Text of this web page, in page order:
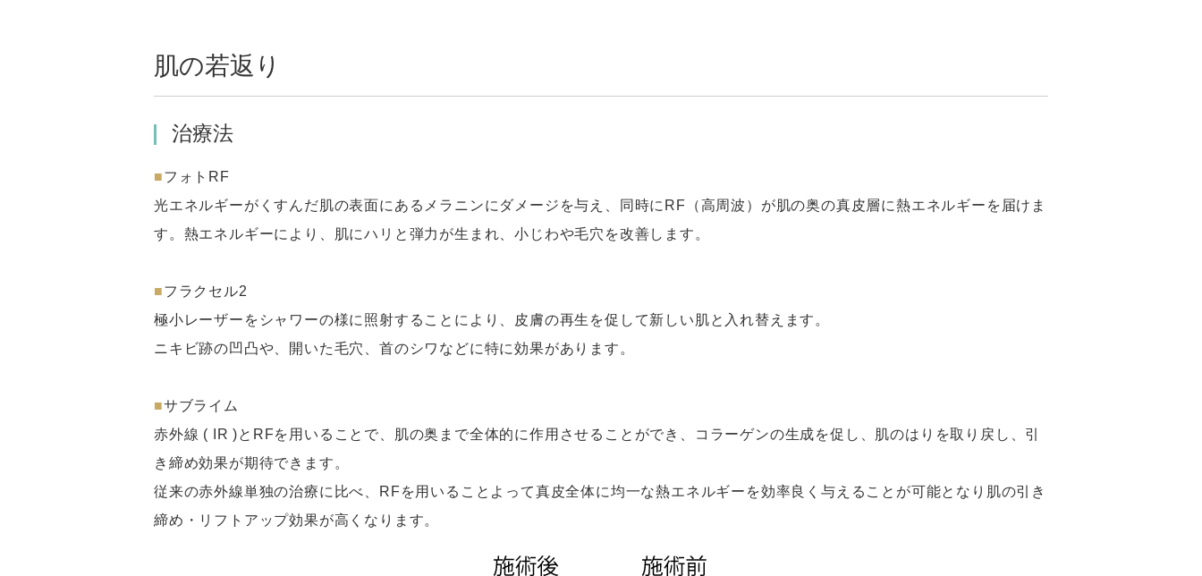
肌の若返り
治療法
■フォトRF
光エネルギーがくすんだ肌の表面にあるメラニンにダメージを与え、同時にRF（高周波）が肌の奥の真皮層に熱エネルギーを届けま
す。熱エネルギーにより、肌にハリと弾力が生まれ、小じわや毛穴を改善します。
■フラクセル2
極小レーザーをシャワーの様に照射することにより、皮膚の再生を促して新しい肌と入れ替えます。
ニキビ跡の凹凸や、開いた毛穴、首のシワなどに特に効果があります。
■サブライム
赤外線 ( IR )とRFを用いることで、肌の奥まで全体的に作用させることができ、コラーゲンの生成を促し、肌のはりを取り戻し、引
き締め効果が期待できます。
従来の赤外線単独の治療に比べ、RFを用いることよって真皮全体に均一な熱エネルギーを効率良く与えることが可能となり肌の引き
締め・リフトアップ効果が高くなります。